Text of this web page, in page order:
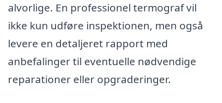
alvorlige. En professionel termograf vil
ikke kun udføre inspektionen, men også
levere en detaljeret rapport med
anbefalinger til eventuelle nødvendige
reparationer eller opgraderinger.